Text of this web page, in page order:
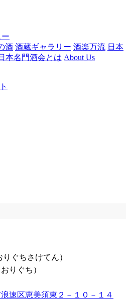
酒 酒蔵ギャラリー 酒楽万流 日本
本名門酒会とは About Us
りぐちさけてん）
おりぐち）
速区恵美須東２－１０－１４